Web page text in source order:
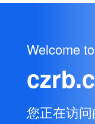
Welcome to
您正在访问